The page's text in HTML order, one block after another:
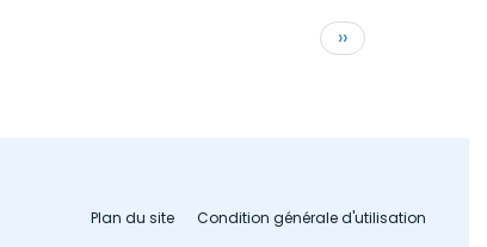
Page
suivante
››
Condition générale d'utilisation
Plan du site